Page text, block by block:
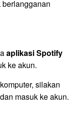
aplikasi Spotify
ke akun.
silakan
dan masuk ke akun.